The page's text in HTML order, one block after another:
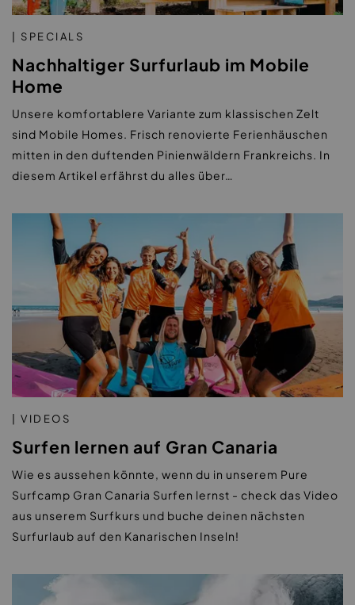
| SPECIALS
Nachhaltiger Surfurlaub im Mobile
Home
Unsere komfortablere Variante zum klassischen Zelt
sind Mobile Homes. Frisch renovierte Ferienhäuschen
mitten in den duftenden Pinienwäldern Frankreichs. In
diesem Artikel erfährst du alles über…
| VIDEOS
Surfen lernen auf Gran Canaria
Wie es aussehen könnte, wenn du in unserem Pure
Surfcamp Gran Canaria Surfen lernst - check das Video
aus unserem Surfkurs und buche deinen nächsten
Surfurlaub auf den Kanarischen Inseln!